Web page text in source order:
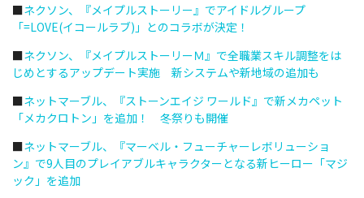
■ネクソン、『メイプルストーリー』でアイドルグループ
「=LOVE(イコールラブ)」とのコラボが決定！
■ネクソン、『メイプルストーリーＭ』で全職業スキル調整をは
じめとするアップデート実施 新システムや新地域の追加も
■ネットマーブル、『ストーンエイジ ワールド』で新メカペット
「メカクロトン」を追加！ 冬祭りも開催
■ネットマーブル、『マーベル・フューチャーレボリューショ
ン』で9人目のプレイアブルキャラクターとなる新ヒーロー「マジ
ック」を追加